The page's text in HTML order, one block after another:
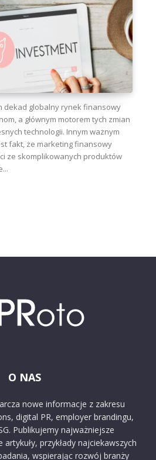
dekad globalny rynek finansowy
a głównym motorem tych zmian
technologii. Innym ważnym
fakt, że marketing finansowy
ze skomplikowanych produktów
O NAS
nowe informacje z zakresu
digital PR, employer brandingu,
Publikujemy najważniejsze
przykłady najciekawszych
wspierając rozwój branży